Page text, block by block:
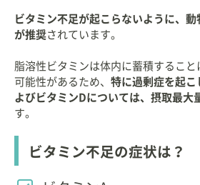
ビタミン不足が起こらないように、
が推奨されています。
脂溶性ビタミンは体内に蓄積するこ
可能性があるため、 特に過剰症を起こ
よびビタミンDについては、摂取最大
す。
ビタミン不足の症状は？